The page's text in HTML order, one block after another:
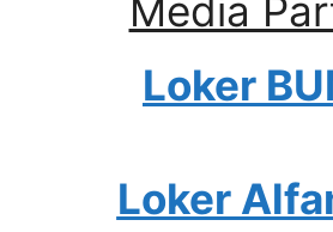
Media
Loker
Loker